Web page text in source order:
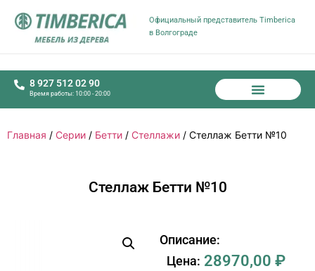
Официальный представитель Timberica
в Волгограде
8 927 512 02 90
Время работы: 10:00 - 20:00
Главная / Серии / Бетти / Стеллажи / Стеллаж Бетти №10
Стеллаж Бетти №10
Описание:
Цена: 28970,00 ₽